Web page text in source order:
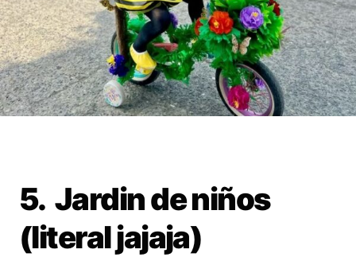
5. Jardin de niños
(literal jajaja)